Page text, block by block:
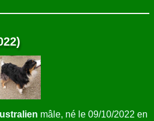
mâle, né le 09/10/2022 en